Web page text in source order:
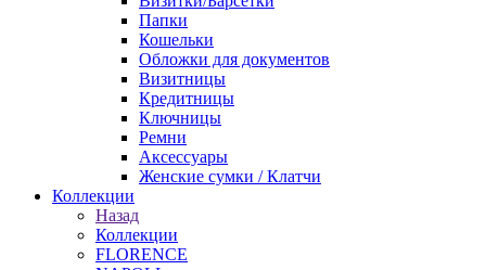
Папки
Кошельки
Обложки для документов
Визитницы
Кредитницы
Ключницы
Ремни
Аксессуары
Женские сумки / Клатчи
Коллекции
Назад
Коллекции
FLORENCE